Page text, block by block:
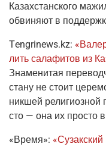
Казах­стан­ско­го
обви­ня­ют в
Тengrinews.kz:
лить сала­фи­тов из
Зна­ме­ни­тая
ста­ну не сто­ит
ник­шей рели­ги­оз­ной
сто — она их про­сто
«Вре­мя»: